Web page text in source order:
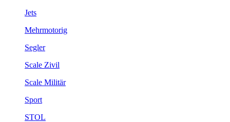
Jets
Mehrmotorig
Segler
Scale Zivil
Scale Militär
Sport
STOL